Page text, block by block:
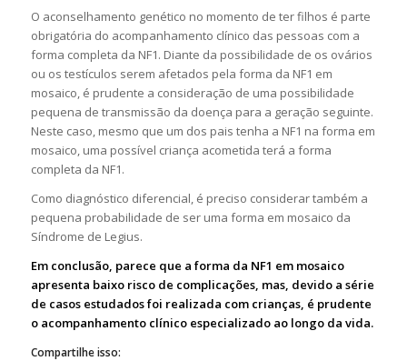
O aconselhamento genético no momento de ter filhos é parte
obrigatória do acompanhamento clínico das pessoas com a
forma completa da NF1. Diante da possibilidade de os ovários
ou os testículos serem afetados pela forma da NF1 em
mosaico, é prudente a consideração de uma possibilidade
pequena de transmissão da doença para a geração seguinte.
Neste caso, mesmo que um dos pais tenha a NF1 na forma em
mosaico, uma possível criança acometida terá a forma
completa da NF1.
Como diagnóstico diferencial, é preciso considerar também a
pequena probabilidade de ser uma forma em mosaico da
Síndrome de Legius.
Em conclusão, parece que a forma da NF1 em mosaico
apresenta baixo risco de complicações, mas, devido a série
de casos estudados foi realizada com crianças, é prudente
o acompanhamento clínico especializado ao longo da vida.
Compartilhe isso: